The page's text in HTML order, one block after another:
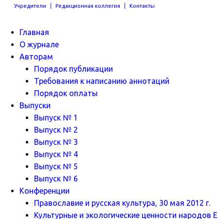
Учредители Редакционная коллегия Контакты
Главная
О журнале
Авторам
Порядок публикации
Требования к написанию аннотаций
Порядок оплаты
Выпуски
Выпуск № 1
Выпуск № 2
Выпуск № 3
Выпуск № 4
Выпуск № 5
Выпуск № 6
Конференции
Православие и русская культура, 30 мая 2012 г.
Культурные и экологические ценности народов